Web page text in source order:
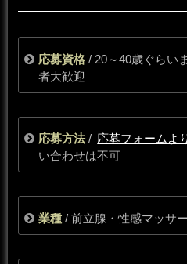
応募資格 / 20～40歳ぐらい
者大歓迎
応募方法/ 応募フォームよ
い合わせは不可
業種 / 前立腺・性感マッサ